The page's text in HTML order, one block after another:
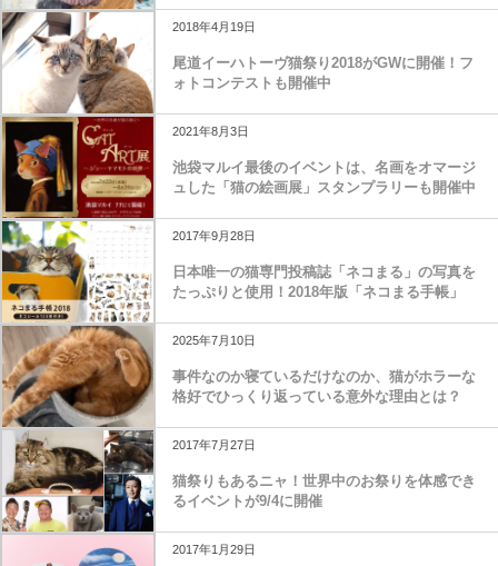
2018年4月19日
尾道イーハトーヴ猫祭り2018がGWに開催！フ
ォトコンテストも開催中
2021年8月3日
池袋マルイ最後のイベントは、名画をオマージ
ュした「猫の絵画展」スタンプラリーも開催中
2017年9月28日
日本唯一の猫専門投稿誌「ネコまる」の写真を
たっぷりと使用！2018年版「ネコまる手帳」
2025年7月10日
事件なのか寝ているだけなのか、猫がホラーな
格好でひっくり返っている意外な理由とは？
2017年7月27日
猫祭りもあるニャ！世界中のお祭りを体感でき
るイベントが9/4に開催
2017年1月29日